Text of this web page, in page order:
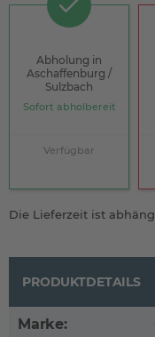
Abholung in
Aschaffenburg /
Sulzbach
Sofort abholbereit
Verfügbar
Die Lieferzeit ist
PRODUKTDETAILS
Marke: